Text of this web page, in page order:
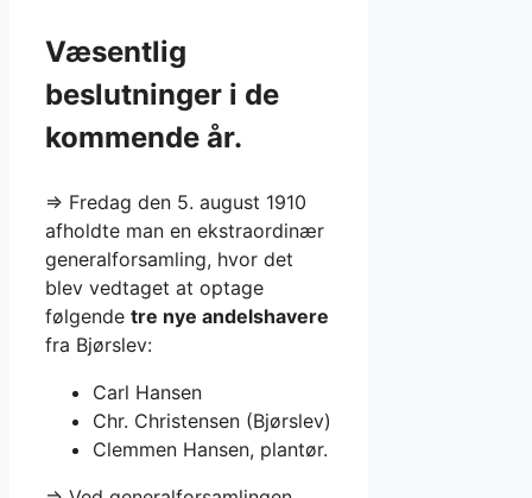
Væsentlig
beslutninger i de
kommende år.
⇒ Fredag den 5. august 1910
afholdte man en ekstraordinær
generalforsamling, hvor det
blev vedtaget at optage
følgende tre nye andelshavere
fra Bjørslev:
Carl Hansen
Chr. Christensen (Bjørslev)
Clemmen Hansen, plantør.